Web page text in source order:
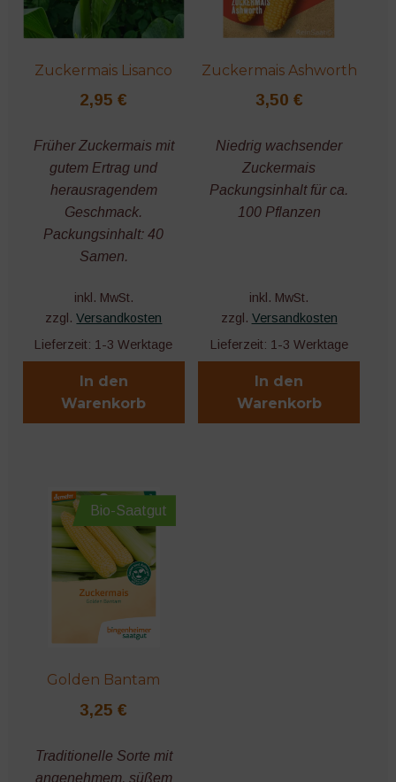
Werkzeuge
Ernte und Lagerung
Nützliches Zubehör
Microgreens
Zuckermais Lisanco
2,95€
Früher Zuckermais mit
gutem Ertrag und
herausragendem
Geschmack.
Packungsinhalt: 40
Samen.
inkl. MwSt.
zzgl.Versandkosten
Lieferzeit: 1-3 Werktage
In den
Warenkorb
Zuckermais Ashworth
3,50 €
Niedrig wachsender
Zuckermais
Packungsinhalt für ca.
100 Pflanzen
inkl. MwSt.
zzgl. Versandkosten
Lieferzeit: 1-3 Werktage
In den
Warenkorb
Bio-Saatgut
Golden Bantam
3,25€
Traditionelle Sorte mit
angenehmem, süßem